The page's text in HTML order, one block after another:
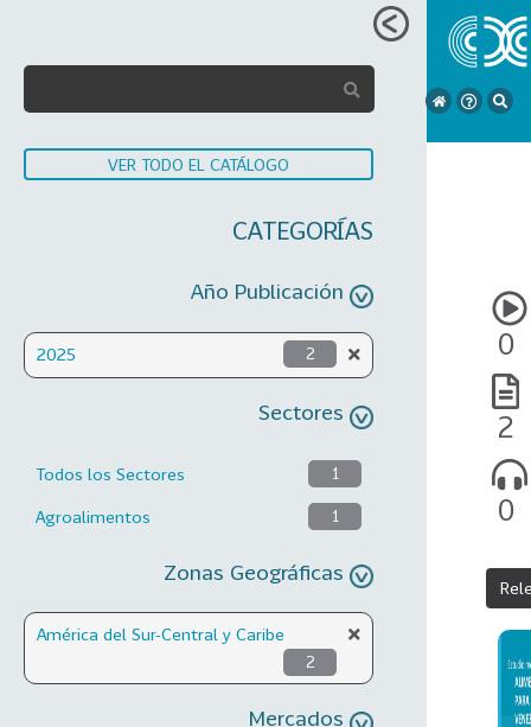
VER TODO EL CATÁLOGO
CATEGORÍAS
Año Publicación
2025 2
Sectores
Todos los Sectores 1
Agroalimentos 1
Zonas Geográficas
América del Sur-Central y Caribe
2
Mercados
0
2
0